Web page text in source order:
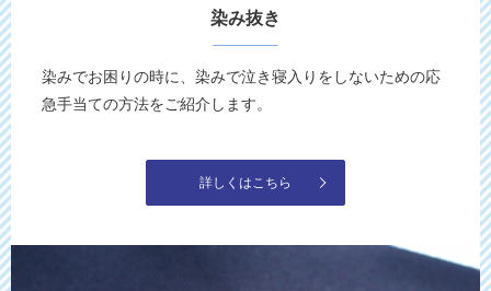
染み抜き
染みでお困りの時に、染みで泣き寝入りをしないための応
急手当ての方法をご紹介します。
詳しくはこちら